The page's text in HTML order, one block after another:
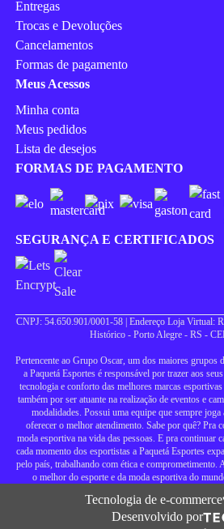
Entregas
Trocas e Devoluções
Cancelamentos
Formas de pagamento
Meus Acessos
Minha conta
Meus pedidos
Lista de desejos
FORMAS DE PAGAMENTO
SEGURANÇA E CERTIFICADOS
CNPJ: 54.650.901/0001-58 | Endereço Loja Virtual:
Histórico - Porto Alegre - RS -
Pertencente ao Grupo Oscar, um dos maiores grupos
a Paquetá Esportes é responsável por trazer aos
tecnologia e conforto das melhores marcas
também por ser atuante na realização de eventos e
modalidades. Possui uma equipe que sempre
oferecer o melhor atendimento. Sabe por quê? Pra
moda esportiva na vida das pessoas. E pra continuar
cada momento dos esportistas a Paquetá Esportes
pelo país, trabalhando com ética e comprometimento.
o melhor do esporte e da moda esportiva do
Tecnologia de e-commerce
Desenvolvido por